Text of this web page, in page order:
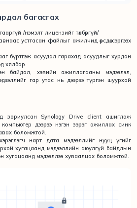
багасгах
/нэмэлт лицензийг төлбөргүй/
устгасан файлыг ажилчид өөрсдөө сэргээх
бүртгэж асуудал гарахад асуудлыг хурдан
хялбар.
байдал, хэвийн ажиллагааны мэдээлэл,
гар утас нь дээрээ түргэн шуурхай
зориулсан Synology Drive client ашиглаж
дээрээ нэгэн зэрэг ажиллах синк
боломжтой.
нарт дата мэдээллийг нууц үгийг
хугацаанд мэдээллийн аюулгүй байдлын
хугацаанд мэдээллээ хуваалцах боломжтой.